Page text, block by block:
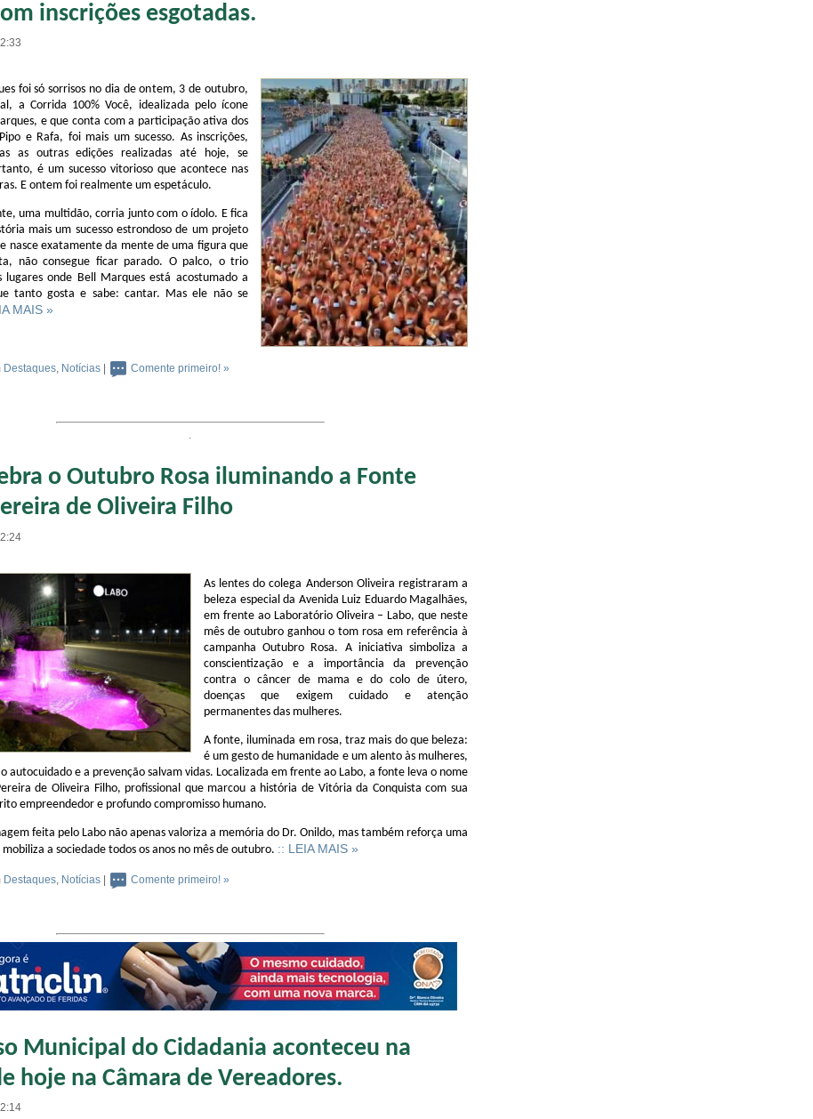
inscrições esgotadas.
foi só sorrisos no dia de ontem, 3 de outubro,
a Corrida 100% Você, idealizada pelo ícone
e que conta com a participação ativa dos
e Rafa, foi mais um sucesso. As inscrições,
as outras edições realizadas até hoje, se
é um sucesso vitorioso que acontece nas
E ontem foi realmente um espetáculo.
uma multidão, corria junto com o ídolo. E fica
mais um sucesso estrondoso de um projeto
nasce exatamente da mente de uma figura que
não consegue ficar parado. O palco, o trio
lugares onde Bell Marques está acostumado a
tanto gosta e sabe: cantar. Mas ele não se
MAIS »
Destaques, Notícias
Comente primeiro! »
.
o Outubro Rosa iluminando a Fonte
de Oliveira Filho
As lentes do colega Anderson Oliveira registraram a
beleza especial da Avenida Luiz Eduardo Magalhães,
em frente ao Laboratório Oliveira – Labo, que neste
mês de outubro ganhou o tom rosa em referência à
campanha Outubro Rosa. A iniciativa simboliza a
conscientização e a importância da prevenção
contra o câncer de mama e do colo de útero,
doenças que exigem cuidado e atenção
permanentes das mulheres.
A fonte, iluminada em rosa, traz mais do que beleza:
é um gesto de humanidade e um alento às mulheres,
autocuidado e a prevenção salvam vidas. Localizada em frente ao Labo, a fonte leva o nome
de Oliveira Filho, profissional que marcou a história de Vitória da Conquista com sua
empreendedor e profundo compromisso humano.
feita pelo Labo não apenas valoriza a memória do Dr. Onildo, mas também reforça uma
a sociedade todos os anos no mês de outubro. :: LEIA MAIS »
Destaques, Notícias
Comente primeiro! »
Municipal do Cidadania aconteceu na
hoje na Câmara de Vereadores.